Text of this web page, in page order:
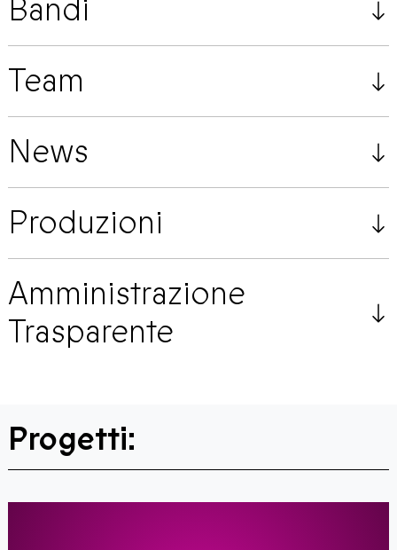
Bandi
Team
News
Produzioni
Amministrazione
Trasparente
Progetti: